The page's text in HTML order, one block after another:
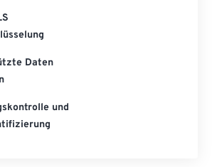
Daten
und